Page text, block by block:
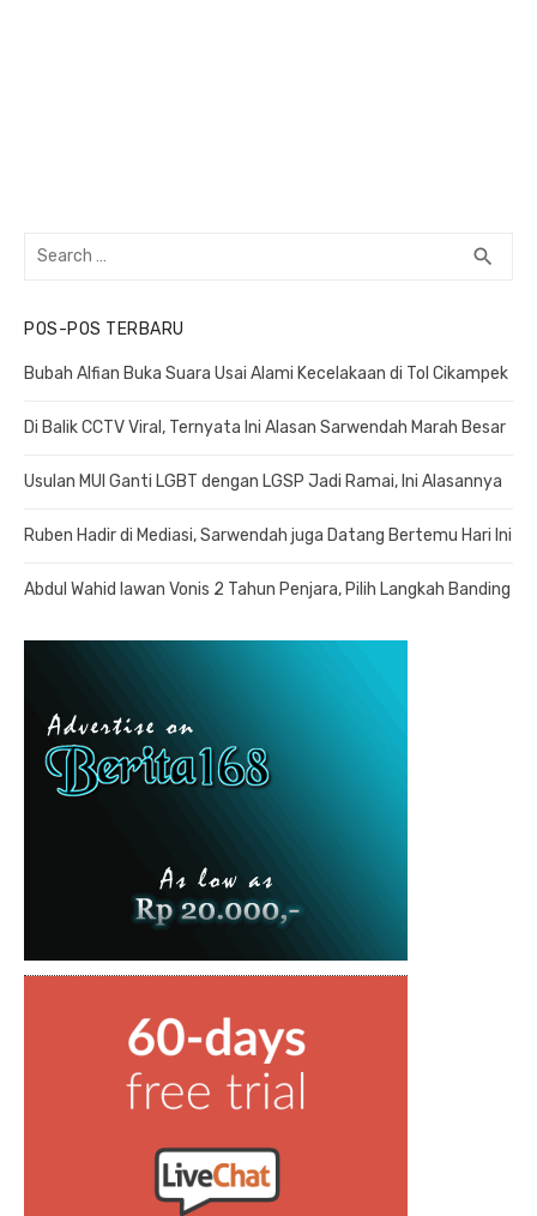
Search
search
POS-POS TERBARU
Bubah Alfian Buka Suara Usai Alami Kecelakaan di Tol Cikampek
Di Balik CCTV Viral, Ternyata Ini Alasan Sarwendah Marah Besar
Usulan MUI Ganti LGBT dengan LGSP Jadi Ramai, Ini Alasannya
Ruben Hadir di Mediasi, Sarwendah juga Datang Bertemu Hari Ini
Abdul Wahid lawan Vonis 2 Tahun Penjara, Pilih Langkah Banding